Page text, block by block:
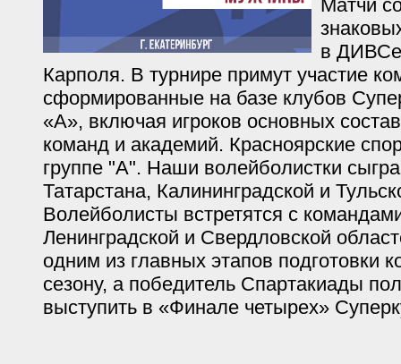
Матчи
в
Карполя. В турнире примут участие
сформированные на базе клубов
«А», включая игроков основных
команд и академий. Красноярские
группе "А". Наши волейболистки
Татарстана, Калининградской и
Волейболисты встретятся с
Ленинградской и Свердловской
одним из главных этапов подготовки
сезону, а победитель Спартакиады
выступить в «Финале четырех»